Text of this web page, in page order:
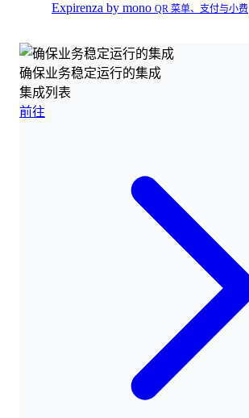
Expirenza by mono QR 菜单、支付与小费
确保业务稳定运行的集成
集成列表
前往